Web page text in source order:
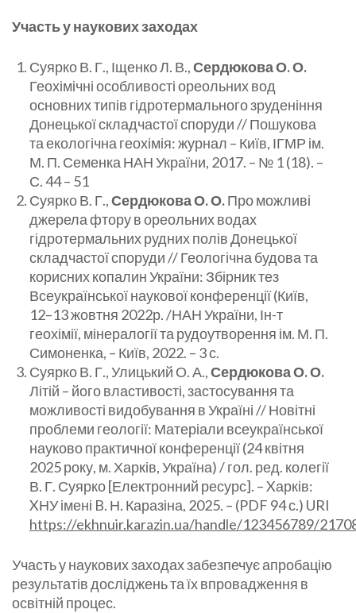
Участь у наукових заходах
Суярко В. Г., Іщенко Л. В.,Сердюкова О. О.
Геохімічні особливості ореольних вод
основних типів гідротермального зруденіння
Донецької складчастої споруди // Пошукова
та екологічна геохімія: журнал – Київ, ІГМР ім.
М. П. Семенка НАН України, 2017. – № 1 (18). –
С. 44 – 51
Суярко В. Г.,Сердюкова О. О.Про можливі
джерела фтору в ореольних водах
гідротермальних рудних полів Донецької
складчастої споруди // Геологічна будова та
корисних копалин України: Збірник тез
Всеукраїнської наукової конференції (Київ,
12–13 жовтня 2022р. /НАН України, Ін-т
геохімії, мінералогії та рудоутворення ім. М. П.
Симоненка, – Київ, 2022. – 3 с.
Суярко В. Г., Улицький О. А.,Сердюкова О. О.
Літій – його властивості, застосування та
можливості видобування в Україні // Новітні
проблеми геології: Матеріали всеукраїнської
науково практичної конференції (24 квітня
2025 року, м. Харків, Україна) / гол. ред. колегії
В. Г. Суярко [Електронний ресурс]. – Xарків:
XНУ імені B. Н. Каразіна, 2025. – (PDF 94 с.) URI
https://ekhnuir.karazin.ua/handle/123456789/
Участь у наукових заходах забезпечує апробацію
результатів досліджень та їх впровадження в
освітній процес.